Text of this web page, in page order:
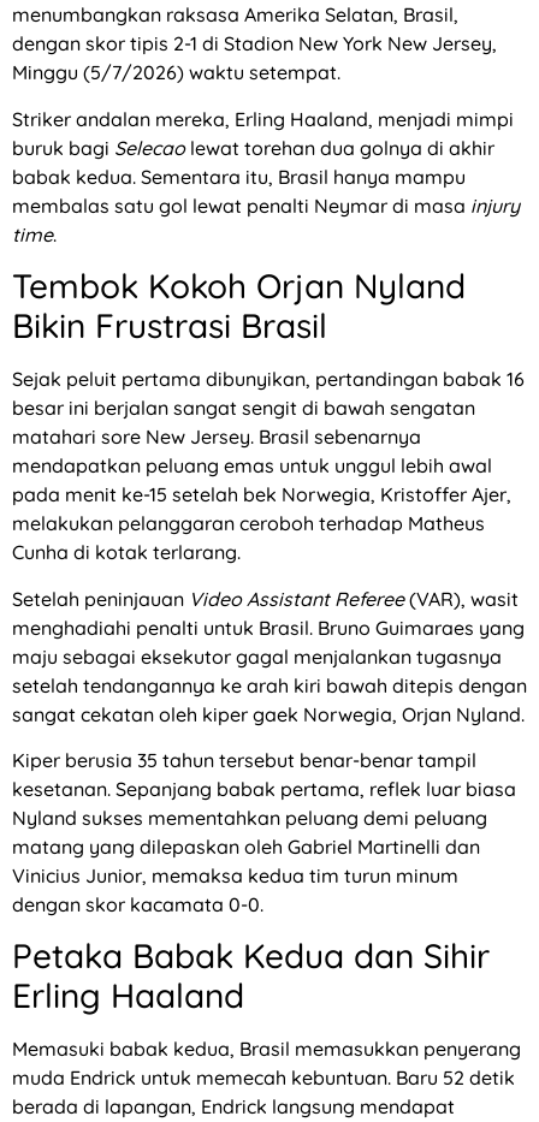
menumbangkan raksasa Amerika Selatan, Brasil,
dengan skor tipis 2-1 di Stadion New York New Jersey,
Minggu (5/7/2026) waktu setempat.
Striker andalan mereka, Erling Haaland, menjadi mimpi
buruk bagi Selecaolewat torehan dua golnya di akhir
babak kedua. Sementara itu, Brasil hanya mampu
membalas satu gol lewat penalti Neymar di masa injury
time.
Tembok Kokoh Orjan Nyland
Bikin Frustrasi Brasil
Sejak peluit pertama dibunyikan, pertandingan babak 16
besar ini berjalan sangat sengit di bawah sengatan
matahari sore New Jersey. Brasil sebenarnya
mendapatkan peluang emas untuk unggul lebih awal
pada menit ke-15 setelah bek Norwegia, Kristoffer Ajer,
melakukan pelanggaran ceroboh terhadap Matheus
Cunha di kotak terlarang.
Setelah peninjauan Video Assistant Referee(VAR), wasit
menghadiahi penalti untuk Brasil. Bruno Guimaraes yang
maju sebagai eksekutor gagal menjalankan tugasnya
setelah tendangannya ke arah kiri bawah ditepis dengan
sangat cekatan oleh kiper gaek Norwegia, Orjan Nyland.
Kiper berusia 35 tahun tersebut benar-benar tampil
kesetanan. Sepanjang babak pertama, reflek luar biasa
Nyland sukses mementahkan peluang demi peluang
matang yang dilepaskan oleh Gabriel Martinelli dan
Vinicius Junior, memaksa kedua tim turun minum
dengan skor kacamata 0-0.
Petaka Babak Kedua dan Sihir
Erling Haaland
Memasuki babak kedua, Brasil memasukkan penyerang
muda Endrick untuk memecah kebuntuan. Baru 52 detik
berada di lapangan, Endrick langsung mendapat